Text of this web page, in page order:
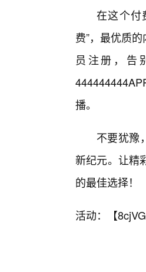
在这个付
费”，最优质
员注册，告
播。
不要犹豫
新纪元。让精
的最佳选择！
活动：【